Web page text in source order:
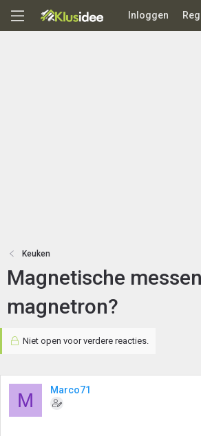
Inloggen
Keuken
Magnetische
magnetron?
Niet open voor verdere reacties.
M Marco71